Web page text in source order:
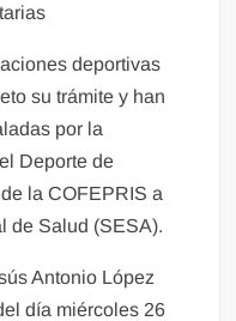
deportivas
su trámite y han
por la
Deporte de
la COFEPRIS a
de Salud (SESA).
Antonio López
día miércoles 26